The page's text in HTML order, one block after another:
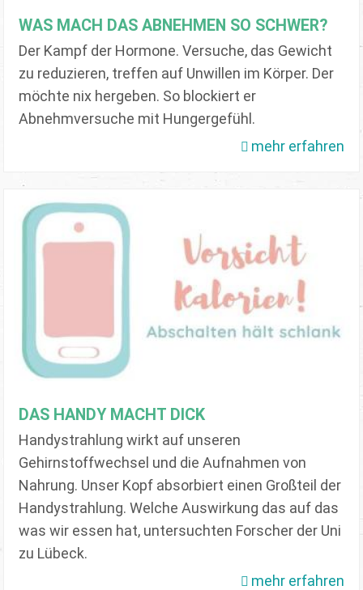
WAS MACH DAS ABNEHMEN SO SCHWER?
Der Kampf der Hormone. Versuche, das Gewicht
zu reduzieren, treffen auf Unwillen im Körper. Der
möchte nix hergeben. So blockiert er
Abnehmversuche mit Hungergefühl.
mehr erfahren
DAS HANDY MACHT DICK
Handystrahlung wirkt auf unseren
Gehirnstoffwechsel und die Aufnahmen von
Nahrung. Unser Kopf absorbiert einen Großteil der
Handystrahlung. Welche Auswirkung das auf das
was wir essen hat, untersuchten Forscher der Uni
zu Lübeck.
mehr erfahren